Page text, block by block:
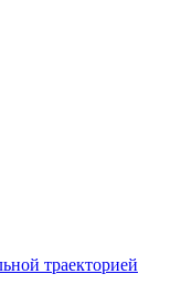
траекторией